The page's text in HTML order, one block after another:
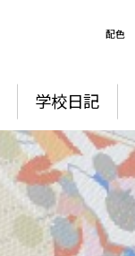
配色
学校日記